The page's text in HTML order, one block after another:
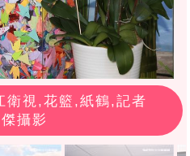
衛視,花籃,紙鶴,記者
攝影